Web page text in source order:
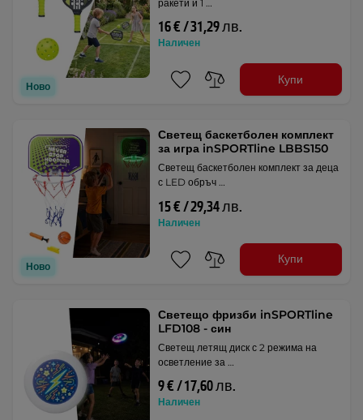
Ново
ракети и 1 …
16 € / 31,29 лв.
Наличен
Купи
Ново
Светещ баскетболен комплект
за игра inSPORTline LBBS150
Светещ баскетболен комплект за деца
с LED обръч …
15 € / 29,34 лв.
Наличен
Купи
Светещо фризби inSPORTline
LFD108 - син
Светещ летящ диск с 2 режима на
осветление за …
9 € / 17,60 лв.
Наличен